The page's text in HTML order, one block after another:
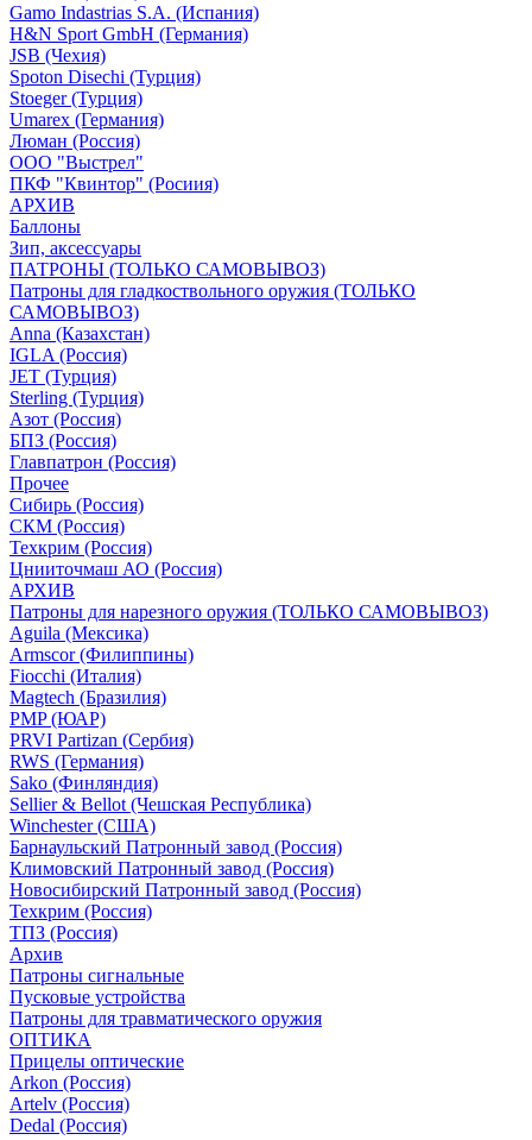
Gamo Indastrias S.A. (Испания)
H&N Sport GmbH (Германия)
JSB (Чехия)
Spoton Disechi (Турция)
Stoeger (Турция)
Umarex (Германия)
Люман (Россия)
ООО "Выстрел"
ПКФ "Квинтор" (Росиия)
АРХИВ
Баллоны
Зип, аксессуары
ПАТРОНЫ (ТОЛЬКО САМОВЫВОЗ)
Патроны для гладкоствольного оружия (ТОЛЬКО
САМОВЫВОЗ)
Anna (Казахстан)
IGLA (Россия)
JET (Турция)
Sterling (Турция)
Азот (Россия)
БПЗ (Россия)
Главпатрон (Россия)
Прочее
Сибирь (Россия)
СКМ (Россия)
Техкрим (Россия)
Цнииточмаш АО (Россия)
АРХИВ
Патроны для нарезного оружия (ТОЛЬКО САМОВЫВОЗ)
Aguila (Мексика)
Armscor (Филиппины)
Fiocchi (Италия)
Magtech (Бразилия)
PMP (ЮАР)
PRVI Partizan (Сербия)
RWS (Германия)
Sako (Финляндия)
Sellier & Bellot (Чешская Республика)
Winchester (США)
Барнаульский Патронный завод (Россия)
Климовский Патронный завод (Россия)
Новосибирский Патронный завод (Россия)
Техкрим (Россия)
ТПЗ (Россия)
Архив
Патроны сигнальные
Пусковые устройства
Патроны для травматического оружия
ОПТИКА
Прицелы оптические
Arkon (Россия)
Artelv (Россия)
Dedal (Россия)